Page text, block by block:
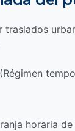
traslados
horaria